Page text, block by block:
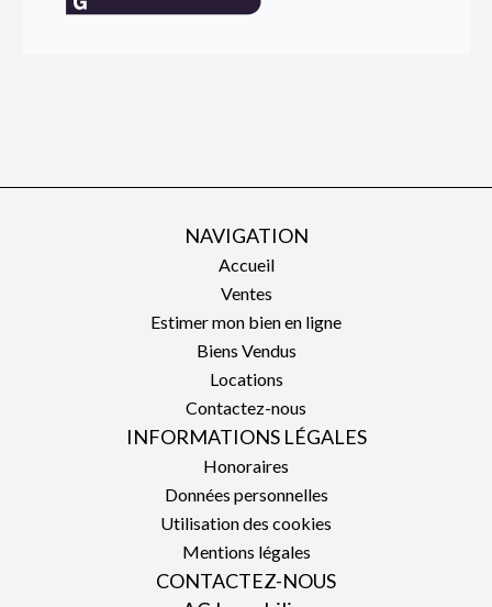
NAVIGATION
Accueil
Ventes
Estimer mon bien en ligne
Biens Vendus
Locations
Contactez-nous
INFORMATIONS LÉGALES
Honoraires
Données personnelles
Utilisation des cookies
Mentions légales
CONTACTEZ-NOUS